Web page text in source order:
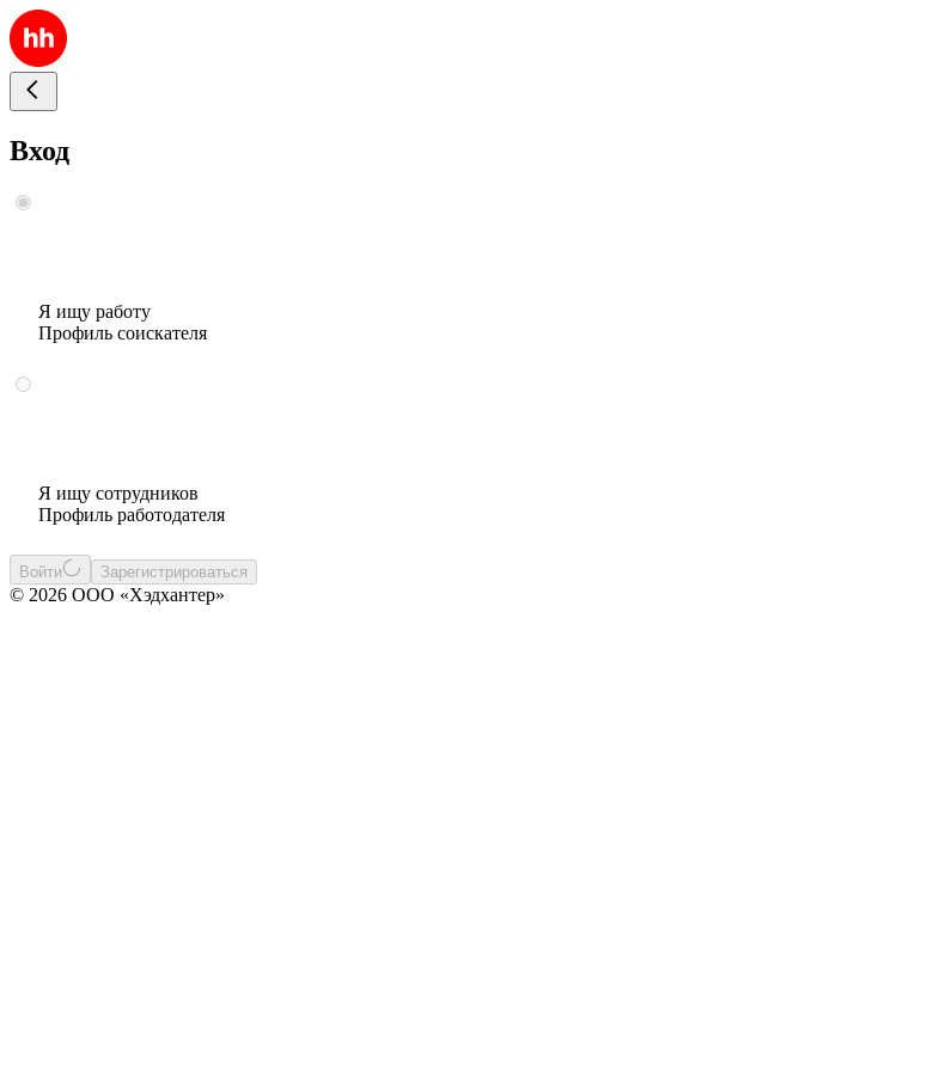
Вход
Я ищу работу
Профиль соискателя
Я ищу сотрудников
Профиль работодателя
Войти Зарегистрироваться
© 2026 ООО «Хэдхантер»